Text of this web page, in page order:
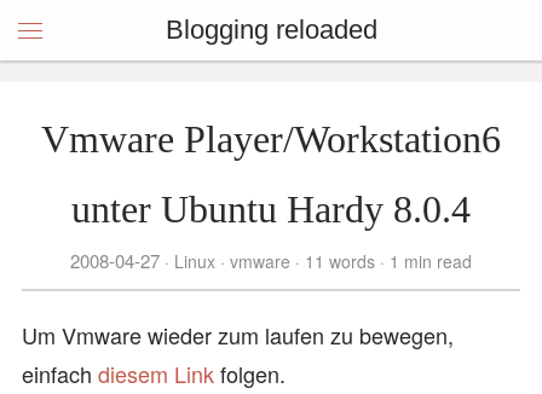
Blogging reloaded
Vmware Player/Workstation6
unter Ubuntu Hardy 8.0.4
2008-04-27 Linux vmware 11 words 1 min read
Um Vmware wieder zum laufen zu bewegen,
einfach diesem Linkfolgen.